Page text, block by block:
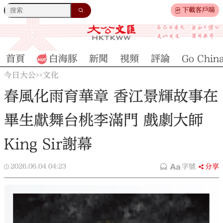
下載客戶端
首頁 白海豚 新聞 視頻 評論 Go
今日大公>>文化
春風化雨育華章 香江景輝故事在
畢生獻舞台桃李滿門 戲劇大師
King Sir謝幕
2026.06.04 04:23 字號 分享